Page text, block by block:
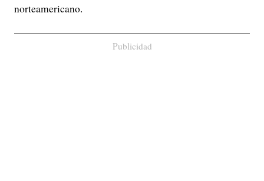
norteamericano.
Publicidad